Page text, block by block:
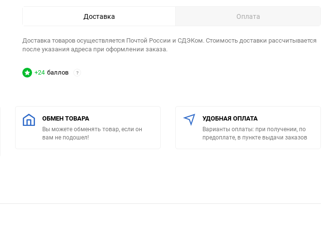
Доставка Оплата
Доставка товаров осуществляется Почтой России и СДЭКом. Стоимость доставки рассчитывается
после указания адреса при оформлении заказа.
+24 баллов ?
ОБМЕН ТОВАРА
Вы можете обменять товар, если он
вам не подошел!
УДОБНАЯ ОПЛАТА
Варианты оплаты: при получении, по
предоплате, в пункте выдачи заказов